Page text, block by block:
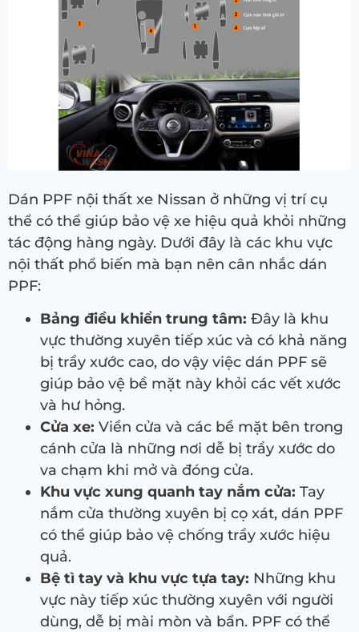
Dán PPF nội thất xe Nissan ở những vị trí cụ
thể có thể giúp bảo vệ xe hiệu quả khỏi những
tác động hàng ngày. Dưới đây là các khu vực
nội thất phổ biến mà bạn nên cân nhắc dán
PPF:
Bảng điều khiển trung tâm: Đây là khu
vực thường xuyên tiếp xúc và có khả năng
bị trầy xước cao, do vậy việc dán PPF sẽ
giúp bảo vệ bề mặt này khỏi các vết xước
và hư hỏng.
Cửa xe: Viền cửa và các bề mặt bên trong
cánh cửa là những nơi dễ bị trầy xước do
va chạm khi mở và đóng cửa.
Khu vực xung quanh tay nắm cửa: Tay
nắm cửa thường xuyên bị cọ xát, dán PPF
có thể giúp bảo vệ chống trầy xước hiệu
quả.
Bệ tì tay và khu vực tựa tay: Những khu
vực này tiếp xúc thường xuyên với người
dùng, dễ bị mài mòn và bẩn. PPF có thể